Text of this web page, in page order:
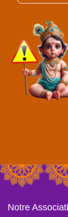
Notre